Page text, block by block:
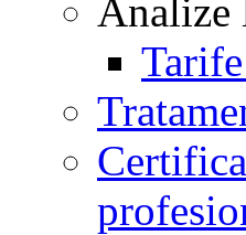
Analize